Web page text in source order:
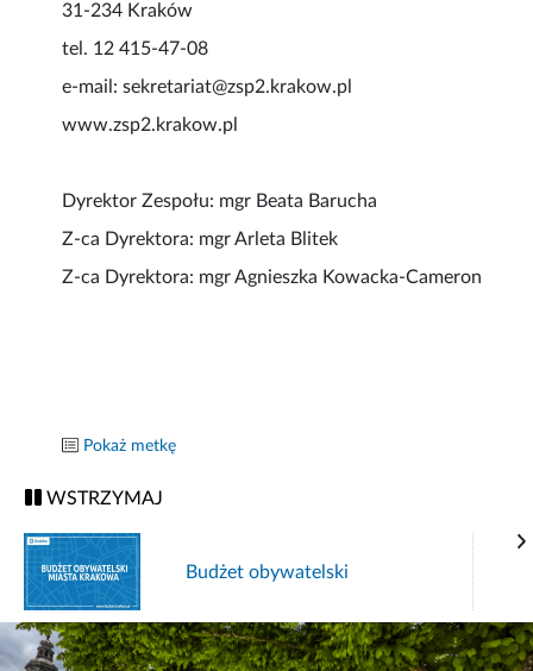
31-234 Kraków
tel. 12 415-47-08
e-mail: sekretariat@zsp2.krakow.pl
www.zsp2.krakow.pl
Dyrektor Zespołu: mgr Beata Barucha
Z-ca Dyrektora: mgr Arleta Blitek
Z-ca Dyrektora: mgr Agnieszka Kowacka-Cameron
Pokaż metkę
WSTRZYMAJ
Budżet obywatelski